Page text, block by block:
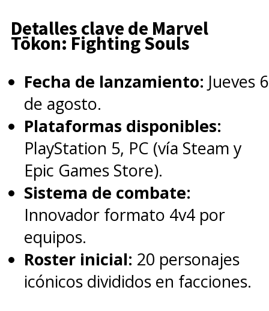
La versión original de"Una
Presentación Especial de
Marvel Studios: Hombre Lobo
por la Noche" ya está
disponibleen el
streamingDisney+.
Detalles clave de Marvel
Tōkon: Fighting Souls
Fecha de lanzamiento: Jueves 6
de agosto.
Plataformas disponibles:
PlayStation 5, PC (vía Steam y
Epic Games Store).
Sistema de combate:
Innovador formato 4v4 por
equipos.
Roster inicial: 20 personajes
icónicos divididos en facciones.